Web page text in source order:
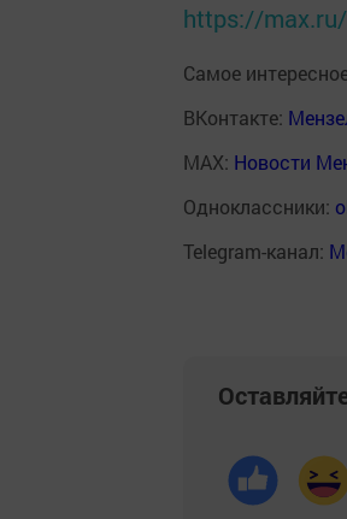
https://
Самое
ВКонтакте:
MAX: Новости
Одноклассники:
Telegram-канал: